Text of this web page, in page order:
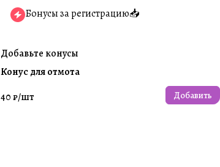
Бонусы за регистрацию📥
Добавьте конусы
Конус для отмота
40 ₽/шт Добавить